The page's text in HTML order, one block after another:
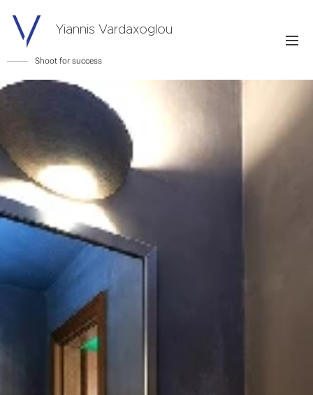
Yiannis Vardaxoglou
Shoot for success